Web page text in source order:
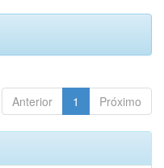
Anterior 1 Próximo